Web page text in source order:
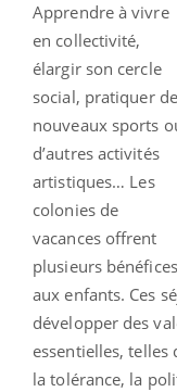
Apprendre à vivre
en collectivité,
élargir son cercle
social, pratiquer de
nouveaux sports
d’autres activités
artistiques… Les
colonies de
vacances offrent
plusieurs bénéfices
aux enfants. Ces
développer des
essentielles, telles
la tolérance, la